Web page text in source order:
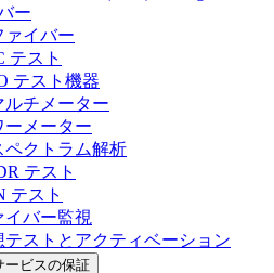
ー
ァイバー
テスト
テスト機器
ルチメーター
ーメーター
ペクトラム解析
テスト
テスト
イバー監視
テストとアクティベーション
ービスの保証